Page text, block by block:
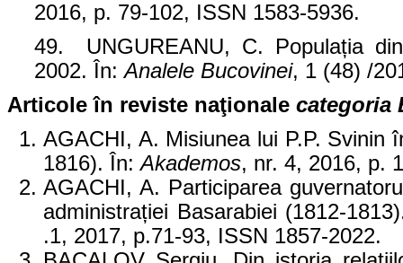
2016, p. 79-102, ISSN 1583-5936.
49. UNGUREANU, C. Populația
2002. În:Analele Bucovinei, 1 (48) /
Articole în reviste naţionale categoria
AGACHI, A. Misiunea lui P.P. Svinin
1816). În:Akademos, nr. 4, 2016, p.
AGACHI, A. Participarea
administrației Basarabiei (1812-
.1, 2017, p.71-93, ISSN 1857-2022.